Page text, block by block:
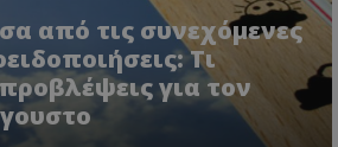
από τις συνεχόμενες
Τι
για τον